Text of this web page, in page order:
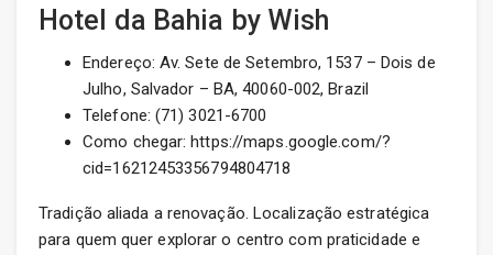
Hotel da Bahia by Wish
Endereço: Av. Sete de Setembro, 1537 – Dois de
Julho, Salvador – BA, 40060-002, Brazil
Telefone: (71) 3021-6700
Como chegar: https://maps.google.com/?
cid=16212453356794804718
Tradição aliada a renovação. Localização estratégica
para quem quer explorar o centro com praticidade e